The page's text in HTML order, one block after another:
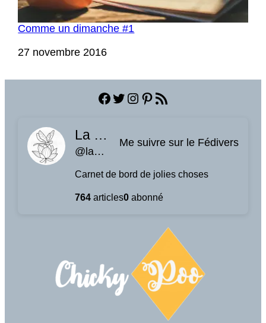
Comme un dimanche #1
Date
27 novembre 2016
Facebook
Twitter
Instagram
Pinterest
Flux RSS
La planque à libellules
@laplanquealibellules.fr@www.laplanquealibellules.fr
Me suivre sur le Fédivers
Carnet de bord de jolies choses
764 articles0 abonné